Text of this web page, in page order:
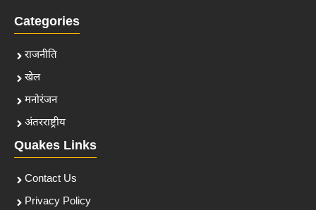
Categories
राजनीति
खेल
मनोरंजन
अंतरराष्ट्रीय
Quakes Links
Contact Us
Privacy Policy